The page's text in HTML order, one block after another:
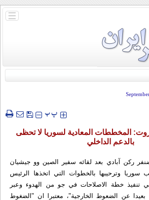
باز
ستدمر أمريكا وإسرائيل والسعودية إذا تجاوزت خطوط طهران
‍‍‍ پپ
المخططات المعادية لسوريا لا تحظى
بالدعم الداخلي
ركن آبادي بعد لقائه سفير الصين وو جيشيان
وترحيبها بالخطوات التي اتخذها الرئيس
تنفيذ خطة الاصلاحات في جو من الهدوء وعبر
بعيدا عن الضعوط الخارجية"، معتبرا ان "الضغوط